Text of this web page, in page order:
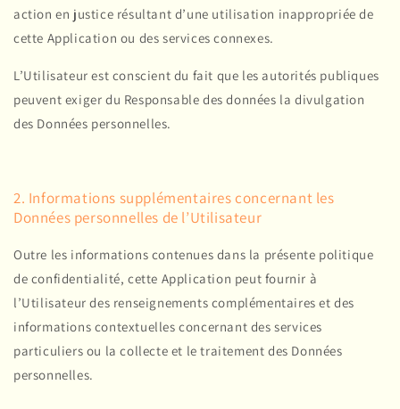
action en justice résultant d’une utilisation inappropriée de
cette Application ou des services connexes.
L’Utilisateur est conscient du fait que les autorités publiques
peuvent exiger du Responsable des données la divulgation
des Données personnelles.
2. Informations supplémentaires concernant les
Données personnelles de l’Utilisateur
Outre les informations contenues dans la présente politique
de confidentialité, cette Application peut fournir à
l’Utilisateur des renseignements complémentaires et des
informations contextuelles concernant des services
particuliers ou la collecte et le traitement des Données
personnelles.